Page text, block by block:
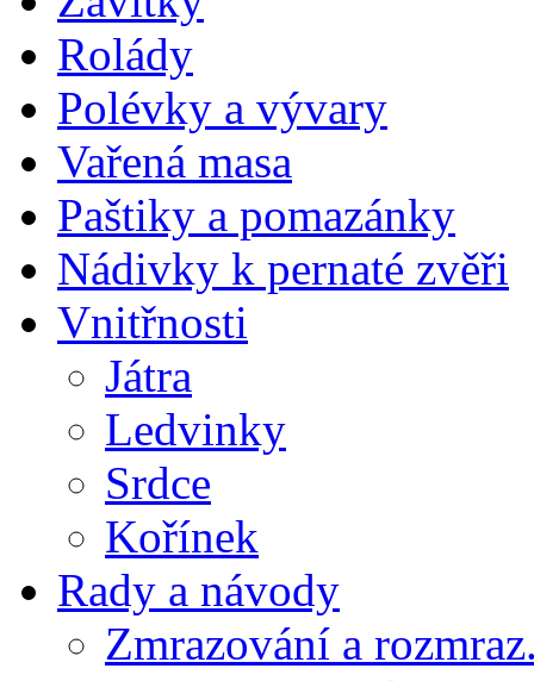
Rolády
Polévky a vývary
Vařená masa
Paštiky a pomazánky
Nádivky k pernaté zvěři
Vnitřnosti
Játra
Ledvinky
Srdce
Kořínek
Rady a návody
Zmrazování a